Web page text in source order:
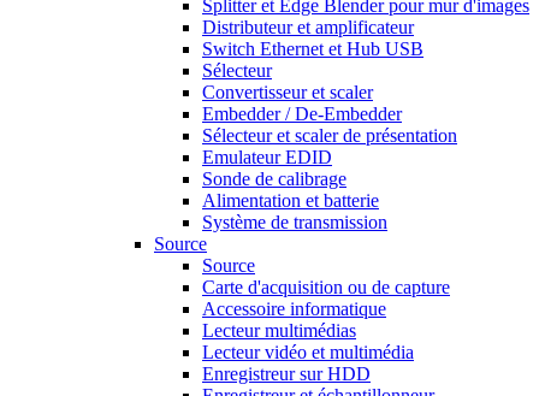
Splitter et Edge Blender pour mur d'images
Distributeur et amplificateur
Switch Ethernet et Hub USB
Sélecteur
Convertisseur et scaler
Embedder / De-Embedder
Sélecteur et scaler de présentation
Emulateur EDID
Sonde de calibrage
Alimentation et batterie
Système de transmission
Source
Source
Carte d'acquisition ou de capture
Accessoire informatique
Lecteur multimédias
Lecteur vidéo et multimédia
Enregistreur sur HDD